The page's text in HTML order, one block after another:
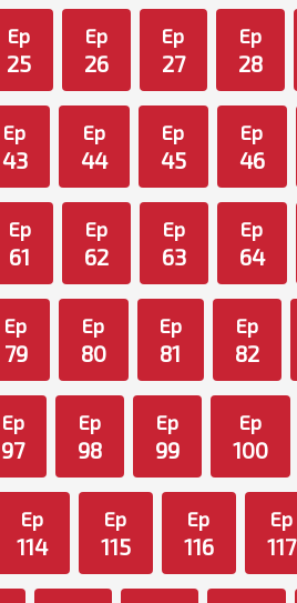
Ep
25
Ep
26
Ep
27
Ep
28
Ep
43
Ep
44
Ep
45
Ep
46
Ep
61
Ep
62
Ep
63
Ep
64
Ep
79
Ep
80
Ep
81
Ep
82
Ep
97
Ep
98
Ep
99
Ep
100
Ep
114
Ep
115
Ep
116
Ep
117